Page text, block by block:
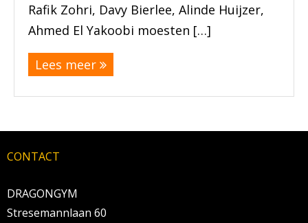
Rafik Zohri, Davy Bierlee, Alinde Huijzer,
Ahmed El Yakoobi moesten […]
Lees meer
CONTACT
DRAGONGYM
Stresemannlaan 60